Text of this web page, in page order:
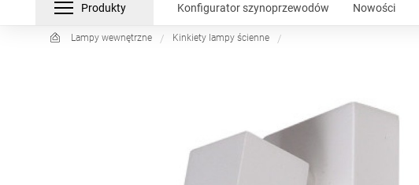
Produkty Konfigurator szynoprzewodów Nowości
Lampy wewnętrzne Kinkiety lampy ścienne